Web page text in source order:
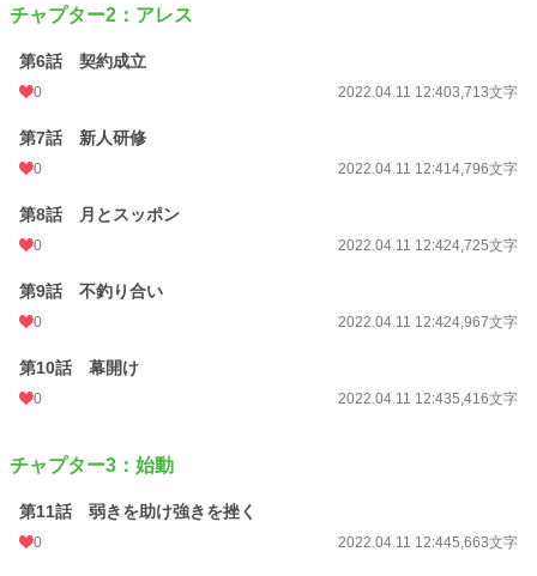
チャプター2：アレス
第6話 契約成立
0 2022.04.11 12:403,713文字
第7話 新人研修
0 2022.04.11 12:414,796文字
第8話 月とスッポン
0 2022.04.11 12:424,725文字
第9話 不釣り合い
0 2022.04.11 12:424,967文字
第10話 幕開け
0 2022.04.11 12:435,416文字
チャプター3：始動
第11話 弱きを助け強きを挫く
0 2022.04.11 12:445,663文字